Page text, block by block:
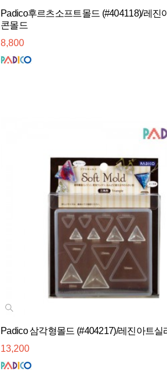
Padico후르츠소프트몰드 (#404118)/레진
콘몰드
8,800
Padico 삼각형몰드 (#404217)/레진아트실
13,200